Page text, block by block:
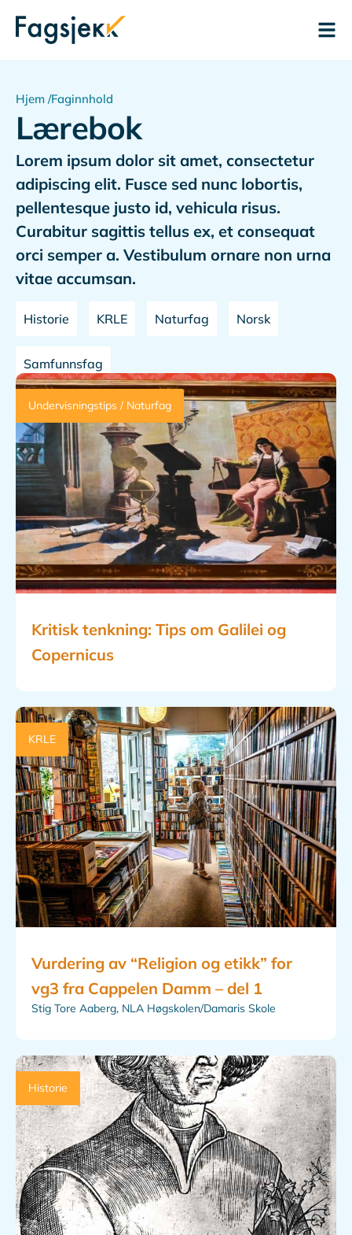
Hjem /Faginnhold
Lærebok
Lorem ipsum dolor sit amet, consectetur
adipiscing elit. Fusce sed nunc lobortis,
pellentesque justo id, vehicula risus.
Curabitur sagittis tellus ex, et consequat
orci semper a. Vestibulum ornare non urna
vitae accumsan.
Historie KRLE Naturfag Norsk
Samfunnsfag
Undervisningstips / Naturfag
Kritisk tenkning: Tips om Galilei og
Copernicus
KRLE
Vurdering av “Religion og etikk” for
vg3 fra Cappelen Damm – del 1
Stig Tore Aaberg, NLA Høgskolen/Damaris Skole
Historie